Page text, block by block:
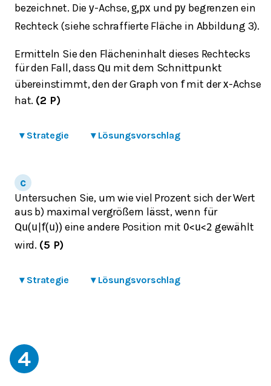
bezeichnet. Die y-Achse, g,px und py begrenzen ein
Rechteck (siehe schraffierte Fläche in Abbildung 3).
Ermitteln Sie den Flächeninhalt dieses Rechtecks
für den Fall, dass Qu mit dem Schnittpunkt
übereinstimmt, den der Graph von fmit derx-Achse
hat. (2 P)
▾ Strategie ▾ Lösungsvorschlag
Untersuchen Sie, um wie viel Prozent sich der Wert
aus b) maximal vergrößern lässt, wenn für
Qu(u f(u)) eine andere Position mit 0<u<2 gewählt
wird. (5 P)
▾ Strategie ▾ Lösungsvorschlag
4